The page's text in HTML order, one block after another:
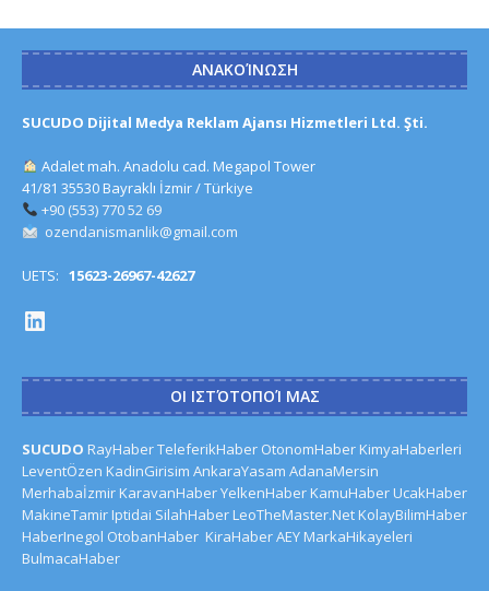
ΑΝΑΚΟΊΝΩΣΗ
SUCUDO Dijital Medya Reklam Ajansı Hizmetleri Ltd. Şti.
Adalet mah. Anadolu cad. Megapol Tower
41/81 35530 Bayraklı İzmir / Türkiye
+90 (553) 770 52 69
ozendanismanlik@gmail.com
UETS: 15623-26967-42627
ΟΙ ΙΣΤΌΤΟΠΟΊ ΜΑΣ
SUCUDO RayHaberTeleferikHaber OtonomHaber KimyaHaberleri
LeventÖzen KadinGirisim AnkaraYasam AdanaMersin
Merhabaİzmir KaravanHaberYelkenHaber KamuHaber UcakHaber
MakineTamir Iptidai SilahHaber LeoTheMaster.Net KolayBilimHaber
HaberInegol OtobanHaber KiraHaberAEY MarkaHikayeleri
BulmacaHaber